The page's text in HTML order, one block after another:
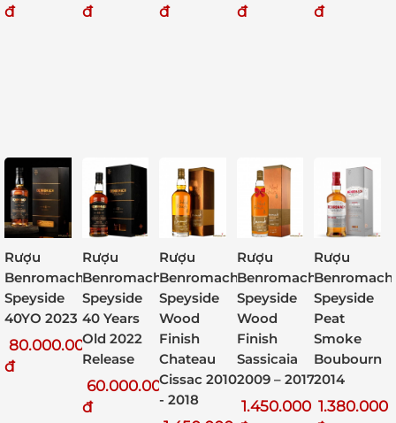
đ
đ
đ
đ
đ
Rượu
Benromach
Speyside
40YO 2023
80.000.000
đ
Rượu
Benromach
Speyside
40 Years
Old 2022
Release
60.000.000
đ
Rượu
Benromach
Speyside
Wood
Finish
Chateau
Cissac 2010
- 2018
Rượu
Benromach
Speyside
Wood
Finish
Sassicaia
2009 – 2017
1.450.000
Rượu
Benromach
Speyside
Peat
Smoke
Boubourn
2014
1.380.000